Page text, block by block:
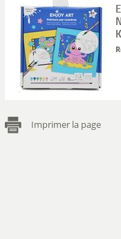
Imprimer la page